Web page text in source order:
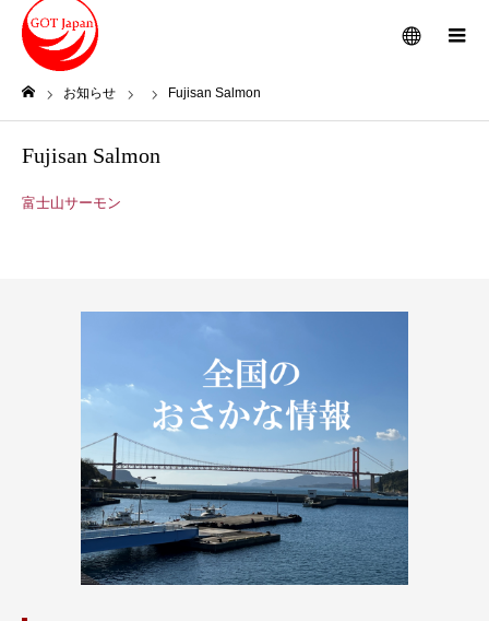
メニュー
お知らせ Fujisan Salmon
Fujisan Salmon
富士山サーモン